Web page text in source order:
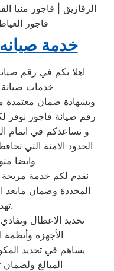
الزقازيق | فاجور منيا
فاجور
خدمة
اهلا بكم في رقم
خدمات صيانة
وبشهادة ضمان معتمدة
رقم صيانة فاجور نوفر
و نساعدكم في اتمام
الحدود الامنة التي
وايضا
نقدم لكم خدمة مريحة
المحددة وضمان مابعد
تهدر الوقت والمال.
تحديد الاعطال
الأجهزة وأنظمة
يساهم في تحديد
المبالغ ولضمان